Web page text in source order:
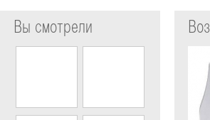
Вы смотрели